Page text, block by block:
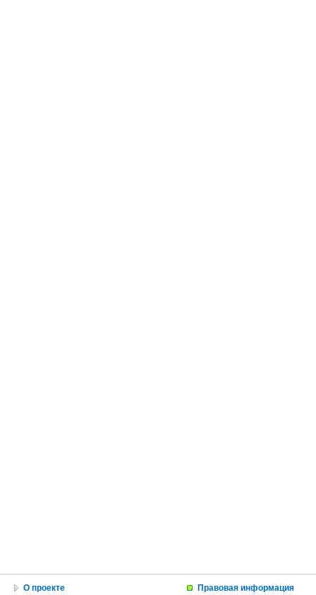
О проекте Правовая информация